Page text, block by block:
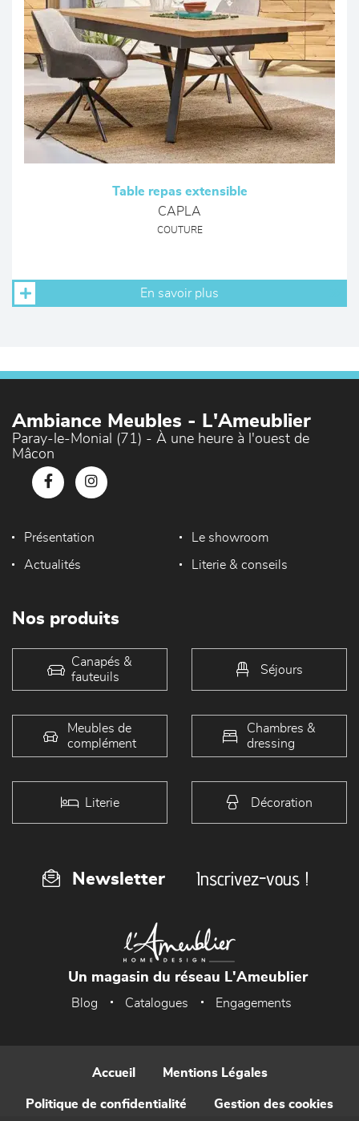
Table repas extensible
CAPLA
COUTURE
En savoir plus
Ambiance Meubles - L'Ameublier
Paray-le-Monial (71) - À une heure à l'ouest de
Mâcon
Présentation Le showroom
Actualités Literie & conseils
Nos produits
Canapés &
fauteuils
Séjours
Meubles de
complément
Chambres &
dressing
Literie Décoration
Newsletter Inscrivez-vous !
Un magasin du réseau L'Ameublier
Blog Catalogues Engagements
Accueil Mentions Légales
Politique de confidentialité Gestion des cookies